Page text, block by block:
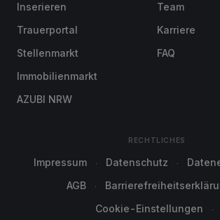
Inserieren
Trauerportal
Stellenmarkt
Immobilienmarkt
AZUBI NRW
Team
Karriere
FAQ
RECHTLICHES
Impressum Datenschutz
AGB
Cookie-Einstellungen